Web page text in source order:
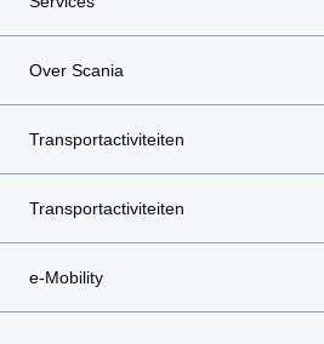
Over Scania
Transportactiviteiten
Transportactiviteiten
e-Mobility